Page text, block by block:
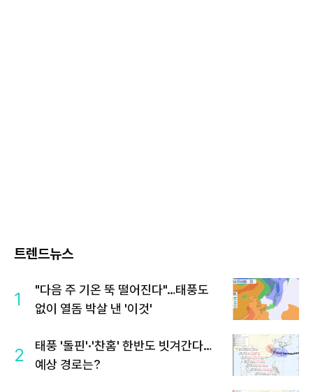
트렌드뉴스
1
"다음 주 기온 뚝 떨어진다"…태풍도
없이 열돔 박살 낸 '이것'
2
태풍 '돌핀'·'찬홈' 한반도 빗겨간다…
예상 경로는?